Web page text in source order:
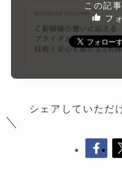
この記
フ
シェアしていただ